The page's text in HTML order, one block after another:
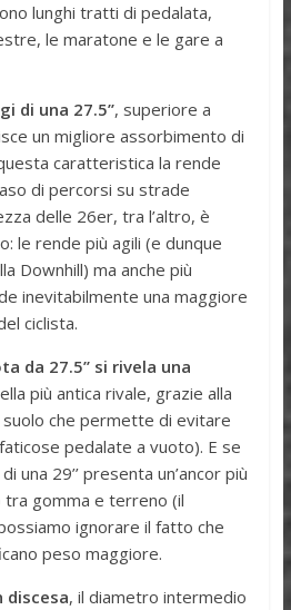
lunghi tratti di pedalata,
le maratone e le gare a
di una 27.5’’, superiore a
un migliore assorbimento di
caratteristica la rende
di percorsi su strade
delle 26er, tra l’altro, è
le rende più agili (e dunque
Downhill) ma anche più
inevitabilmente una maggiore
ciclista.
da 27.5’’ si rivela una
più antica rivale, grazie alla
che permette di evitare
pedalate a vuoto). E se
una 29’’ presenta un’ancor più
gomma e terreno (il
ignorare il fatto che
peso maggiore.
discesa, il diametro intermedio